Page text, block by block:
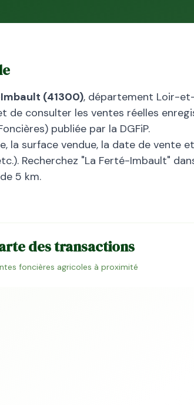
(41300), département Loir-
de consulter les ventes réelles
publiée par la DGFiP.
la surface vendue, la date de vente
Recherchez "La Ferté-Imbault"
5 km.
des transactions
foncières agricoles à proximité